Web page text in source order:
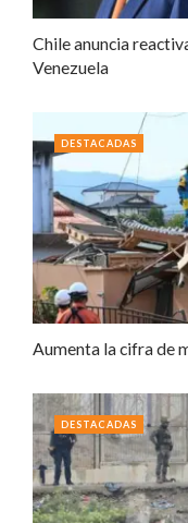
Chile anuncia
Venezuela
Aumenta la cifra de
DESTACADAS
DESTACADAS